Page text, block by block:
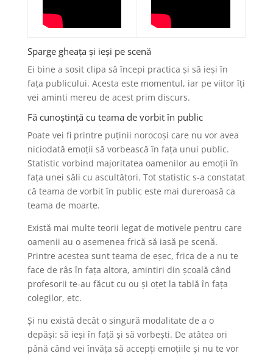
Sparge gheața și ieși pe scenă
Ei bine a sosit clipa să începi practica și să ieși în
fața publicului. Acesta este momentul, iar pe viitor îți
vei aminti mereu de acest prim discurs.
Fă cunoștință cu teama de vorbit în public
Poate vei fi printre puținii norocoși care nu vor avea
niciodată emoții să vorbească în fața unui public.
Statistic vorbind majoritatea oamenilor au emoții în
fața unei săli cu ascultători. Tot statistic s-a constatat
că teama de vorbit în public este mai dureroasă ca
teama de moarte.
Există mai multe teorii legat de motivele pentru care
oamenii au o asemenea frică să iasă pe scenă.
Printre acestea sunt teama de eșec, frica de a nu te
face de râs în fața altora, amintiri din școală când
profesorii te-au făcut cu ou și oțet la tablă în fața
colegilor, etc.
Și nu există decât o singură modalitate de a o
depăși: să ieși în față și să vorbești. De atâtea ori
până când vei învăța să accepți emoțiile și nu te vor